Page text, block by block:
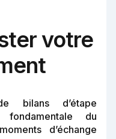
votre
bilans d’étape
du
d’échange